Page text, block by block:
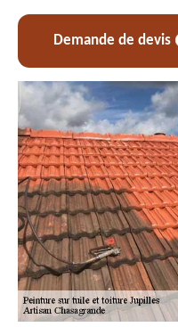
Demande de devis